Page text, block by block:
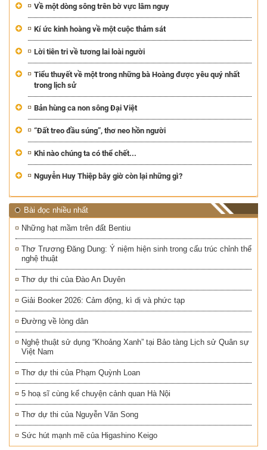
Về một dòng sông trên bờ vực lâm nguy
Kí ức kinh hoàng về một cuộc thảm sát
Lời tiên tri về tương lai loài người
Tiểu thuyết về một trong những bà Hoàng được yêu quý nhất
trong lịch sử
Bản hùng ca non sông Đại Việt
“Đất treo đầu súng”, thơ neo hồn người
Khi nào chúng ta có thể chết...
Nguyễn Huy Thiệp bây giờ còn lại những gì?
Bài đọc nhiều nhất
Những hạt mầm trên đất Bentiu
Thơ Trương Đăng Dung: Ý niệm hiện sinh trong cấu trúc chỉnh thể
nghệ thuật
Thơ dự thi của Đào An Duyên
Giải Booker 2026: Cảm động, kì dị và phức tạp
Đường về lòng dân
Nghệ thuật sử dụng “Khoảng Xanh” tại Bảo tàng Lịch sử Quân sự
Việt Nam
Thơ dự thi của Phạm Quỳnh Loan
5 hoạ sĩ cùng kể chuyện cảnh quan Hà Nội
Thơ dự thi của Nguyễn Văn Song
Sức hút mạnh mẽ của Higashino Keigo